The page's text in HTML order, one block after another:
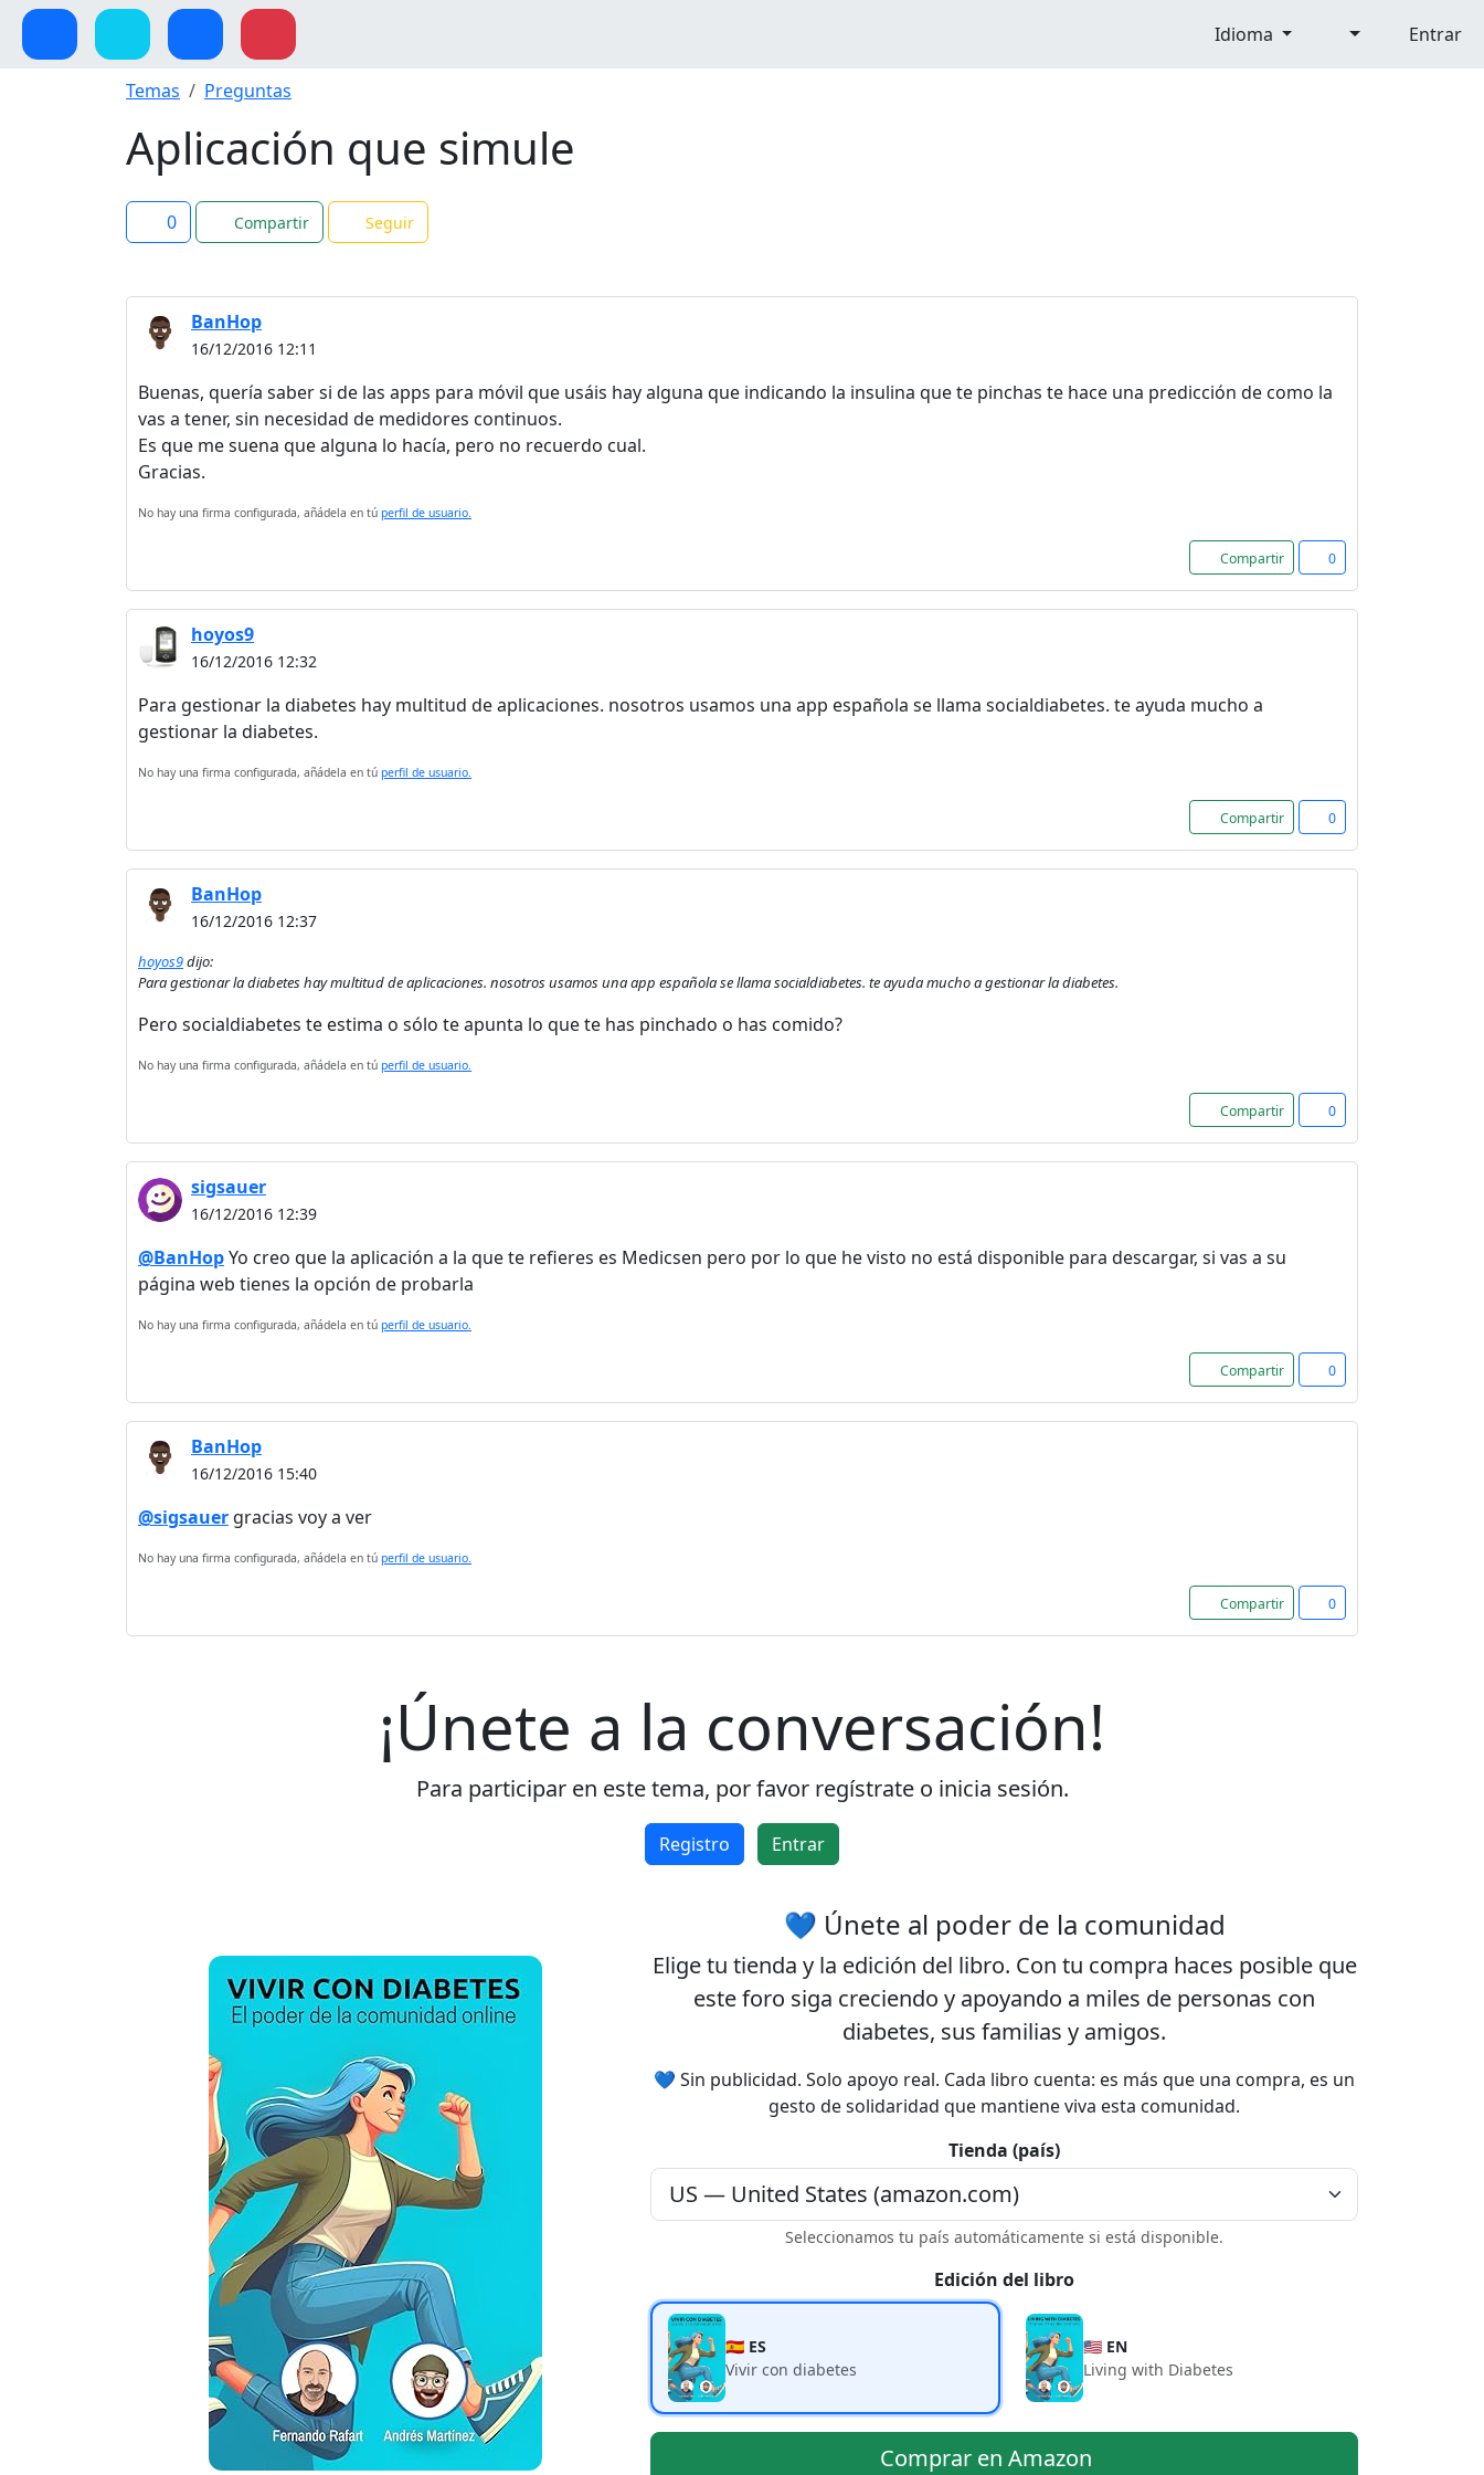
Idioma Entrar
Temas Preguntas
Aplicación que simule
0 Compartir Seguir
BanHop
16/12/2016 12:11
Buenas, quería saber si de las apps para móvil que usáis hay alguna que indicando la insulina que te pinchas te hace una predicción de como la
vas a tener, sin necesidad de medidores continuos.
Es que me suena que alguna lo hacía, pero no recuerdo cual.
Gracias.
No hay una firma configurada, añádela en tú perfil de usuario.
Compartir 0
hoyos9
16/12/2016 12:32
Para gestionar la diabetes hay multitud de aplicaciones. nosotros usamos una app española se llama socialdiabetes. te ayuda mucho a
gestionar la diabetes.
No hay una firma configurada, añádela en tú perfil de usuario.
Compartir 0
BanHop
16/12/2016 12:37
hoyos9dijo:
Para gestionar la diabetes hay multitud de aplicaciones. nosotros usamos una app española se llama socialdiabetes. te ayuda mucho a gestionar la diabetes.
Pero socialdiabetes te estima o sólo te apunta lo que te has pinchado o has comido?
No hay una firma configurada, añádela en tú perfil de usuario.
Compartir 0
sigsauer
16/12/2016 12:39
@BanHopYo creo que la aplicación a la que te refieres es Medicsen pero por lo que he visto no está disponible para descargar, si vas a su
página web tienes la opción de probarla
No hay una firma configurada, añádela en tú perfil de usuario.
Compartir 0
BanHop
16/12/2016 15:40
@sigsauer gracias voy a ver
No hay una firma configurada, añádela en tú perfil de usuario.
Compartir 0
¡Únete a la conversación!
Para participar en este tema, por favor regístrate o inicia sesión.
Registro Entrar
💙 Únete al poder de la comunidad
Elige tu tienda y la edición del libro. Con tu compra haces posible que
este foro siga creciendo y apoyando a miles de personas con
diabetes, sus familias y amigos.
💙 Sin publicidad. Solo apoyo real. Cada libro cuenta: es más que una compra, es un
gesto de solidaridad que mantiene viva esta comunidad.
Tienda (país)
Seleccionamos tu país automáticamente si está disponible.
Edición del libro
🇪🇸 ES
Vivir con diabetes
🇺🇸 EN
Living with Diabetes
Comprar en Amazon